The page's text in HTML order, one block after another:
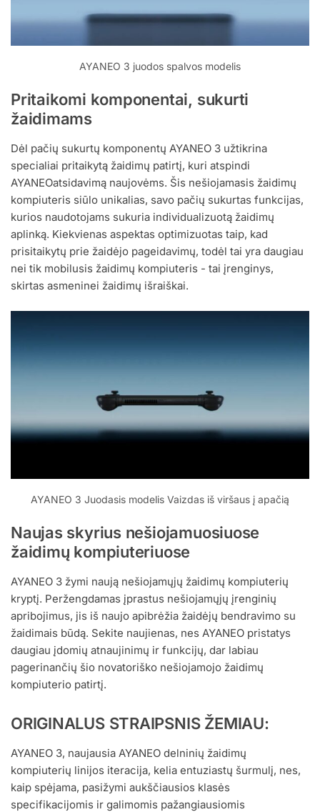
AYANEO 3 juodos spalvos modelis
Pritaikomi komponentai, sukurti
žaidimams
Dėl pačių sukurtų komponentų AYANEO 3 užtikrina
specialiai pritaikytą žaidimų patirtį, kuri atspindi
AYANEOatsidavimą naujovėms. Šis nešiojamasis žaidimų
kompiuteris siūlo unikalias, savo pačių sukurtas funkcijas,
kurios naudotojams sukuria individualizuotą žaidimų
aplinką. Kiekvienas aspektas optimizuotas taip, kad
prisitaikytų prie žaidėjo pageidavimų, todėl tai yra daugiau
nei tik mobilusis žaidimų kompiuteris - tai įrenginys,
skirtas asmeninei žaidimų išraiškai.
AYANEO 3 Juodasis modelis Vaizdas iš viršaus į apačią
Naujas skyrius nešiojamuosiuose
žaidimų kompiuteriuose
AYANEO 3 žymi naują nešiojamųjų žaidimų kompiuterių
kryptį. Peržengdamas įprastus nešiojamųjų įrenginių
apribojimus, jis iš naujo apibrėžia žaidėjų bendravimo su
žaidimais būdą. Sekite naujienas, nes AYANEO pristatys
daugiau įdomių atnaujinimų ir funkcijų, dar labiau
pagerinančių šio novatoriško nešiojamojo žaidimų
kompiuterio patirtį.
ORIGINALUS STRAIPSNIS ŽEMIAU:
AYANEO 3, naujausia AYANEO delninių žaidimų
kompiuterių linijos iteracija, kelia entuziastų šurmulį, nes,
kaip spėjama, pasižymi aukščiausios klasės
specifikacijomis ir galimomis pažangiausiomis